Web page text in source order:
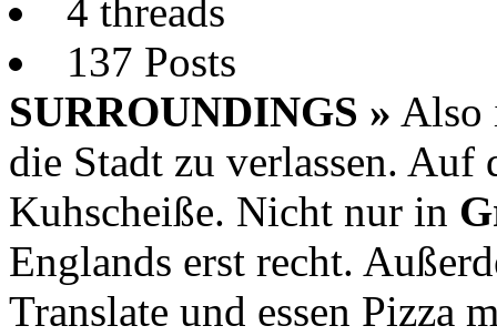
4 threads
137 Posts
SURROUNDINGS » Also
die Stadt zu verlassen. Auf
Kuhscheiße. Nicht nur in
Englands erst recht.
Translate und essen Pizza